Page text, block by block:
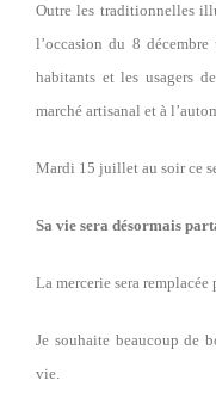
Outre les traditionnelles
l’occasion du 8
habitants et les usagers
marché artisanal et à
Mardi 15 juillet au soir ce
Sa vie sera désormais
La mercerie sera
Je souhaite beaucoup de
vie.